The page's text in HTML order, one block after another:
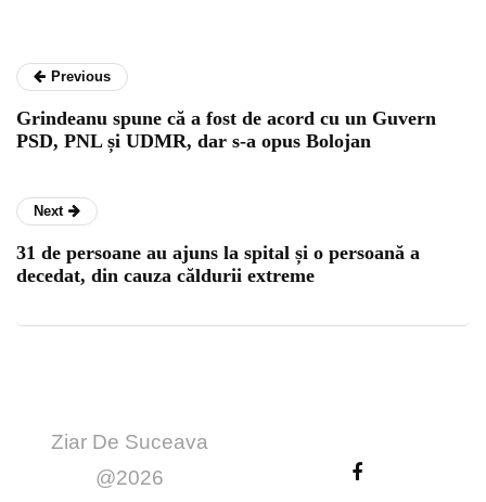
Previous
Grindeanu spune că a fost de acord cu un Guvern
PSD, PNL și UDMR, dar s-a opus Bolojan
Next
31 de persoane au ajuns la spital și o persoană a
decedat, din cauza căldurii extreme
Ziar De Suceava
@2026